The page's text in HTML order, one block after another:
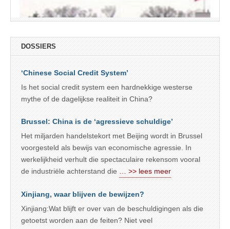
DOSSIERS
‘Chinese Social Credit System’
Is het social credit system een hardnekkige westerse
mythe of de dagelijkse realiteit in China?
Brussel: China is de ‘agressieve schuldige’
Het miljarden handelstekort met Beijing wordt in Brussel
voorgesteld als bewijs van economische agressie. In
werkelijkheid verhult die spectaculaire rekensom vooral
de industriële achterstand die
… >> lees meer
Xinjiang, waar blijven de bewijzen?
Xinjiang:Wat blijft er over van de beschuldigingen als die
getoetst worden aan de feiten? Niet veel